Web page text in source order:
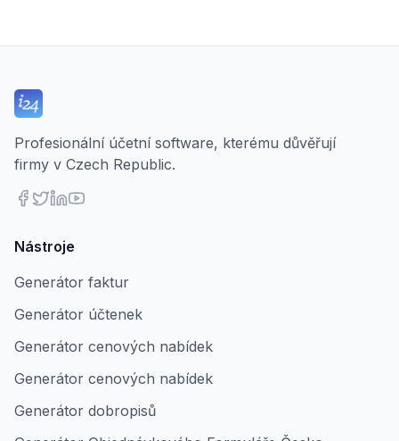
Profesionální účetní software, kterému důvěřují
firmy v Czech Republic.
Nástroje
Generátor faktur
Generátor účtenek
Generátor cenových nabídek
Generátor cenových nabídek
Generátor dobropisů